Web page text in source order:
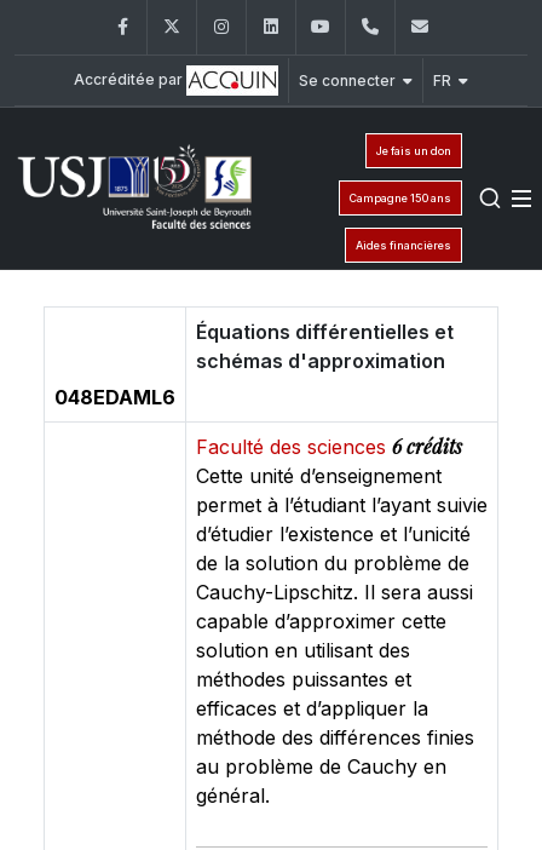
FacebookTwitter InstagramLinkedInYouTube+961 (1) 421 368
Accréditée par Se connecter FR
Je fais un don
Campagne 150 ans
Aides financières
048EDAML6
Équations différentielles et
schémas d'approximation
Faculté des sciences 6 crédits
Cette unité d’enseignement
permet à l’étudiant l’ayant suivie
d’étudier l’existence et l’unicité
de la solution du problème de
Cauchy-Lipschitz. Il sera aussi
capable d’approximer cette
solution en utilisant des
méthodes puissantes et
efficaces et d’appliquer la
méthode des différences finies
au problème de Cauchy en
général.